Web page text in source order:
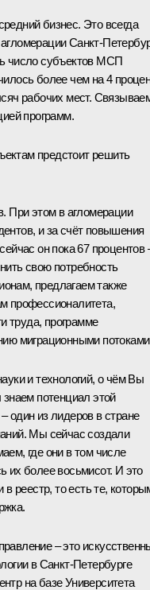
бизнес. Это всегда
Санкт-
число субъектов МСП
более чем на 4
рабочих мест.
программ.
предстоит решить
При этом в агломерации
и за счёт повышения
он пока 67 процентов
свою потребность
предлагаем также
профессионалитета,
труда, программе
миграционными
и технологий, о чём Вы
потенциал этой
один из лидеров в стране
Мы сейчас создали
где они в том числе
их более восьмисот. И это
в реестр, то есть те,
– это
в Санкт-Петербурге
на базе Университета